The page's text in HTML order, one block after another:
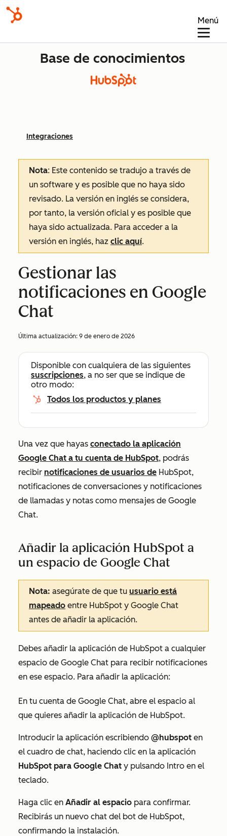
Menú
Base de conocimientos
Integraciones
Nota: Este contenido se tradujo a través de
un software y es posible que no haya sido
revisado. La versión en inglés se considera,
por tanto, la versión oficial y es posible que
haya sido actualizada. Para acceder a la
versión en inglés, haz clic aquí.
Gestionar las
notificaciones en Google
Chat
Última actualización: 9 de enero de 2026
Disponible con cualquiera de las siguientes
suscripciones, a no ser que se indique de
otro modo:
Todos los productos y planes
Una vez que hayas conectado la aplicación
Google Chat a tu cuenta de HubSpot, podrás
recibir notificaciones de usuarios de HubSpot,
notificaciones de conversaciones y notificaciones
de llamadas y notas como mensajes de Google
Chat.
Añadir la aplicación HubSpot a
un espacio de Google Chat
Nota: asegúrate de que tu usuario está
mapeado entre HubSpot y Google Chat
antes de añadir la aplicación.
Debes añadir la aplicación de HubSpot a cualquier
espacio de Google Chat para recibir notificaciones
en ese espacio. Para añadir la aplicación:
En tu cuenta de Google Chat, abre el espacio al
que quieres añadir la aplicación de HubSpot.
Introducir la aplicación escribiendo @hubspot en
el cuadro de chat, haciendo clic en la aplicación
HubSpot para Google Chat y pulsando Intro en el
teclado.
Haga clic en Añadir al espacio para confirmar.
Recibirás un nuevo chat del bot de HubSpot,
confirmando la instalación.